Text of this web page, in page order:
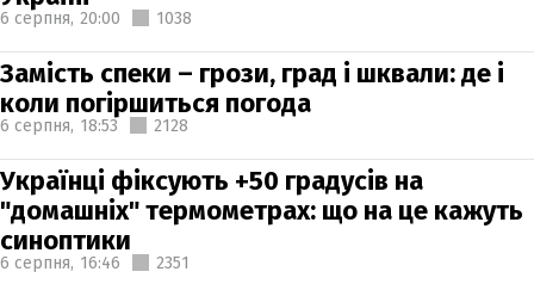
6 серпня, 20:00 1038
Замість спеки – грози, град і шквали: де і
коли погіршиться погода
6 серпня, 18:53 2128
Українці фіксують +50 градусів на
"домашніх" термометрах: що на це кажуть
синоптики
6 серпня, 16:46 2351